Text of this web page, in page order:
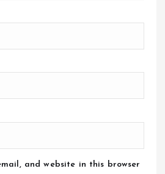
and website in this browser